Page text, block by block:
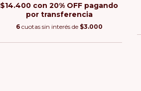
$14.400 con 20% OFF pagando
por transferencia
6 cuotas sin interés de $3.000